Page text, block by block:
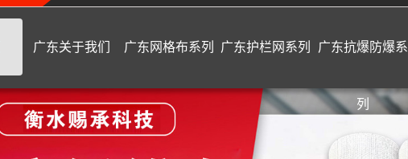
广东关于我们 广东网格布系列 广东护栏网系列 广东抗爆防爆系
列